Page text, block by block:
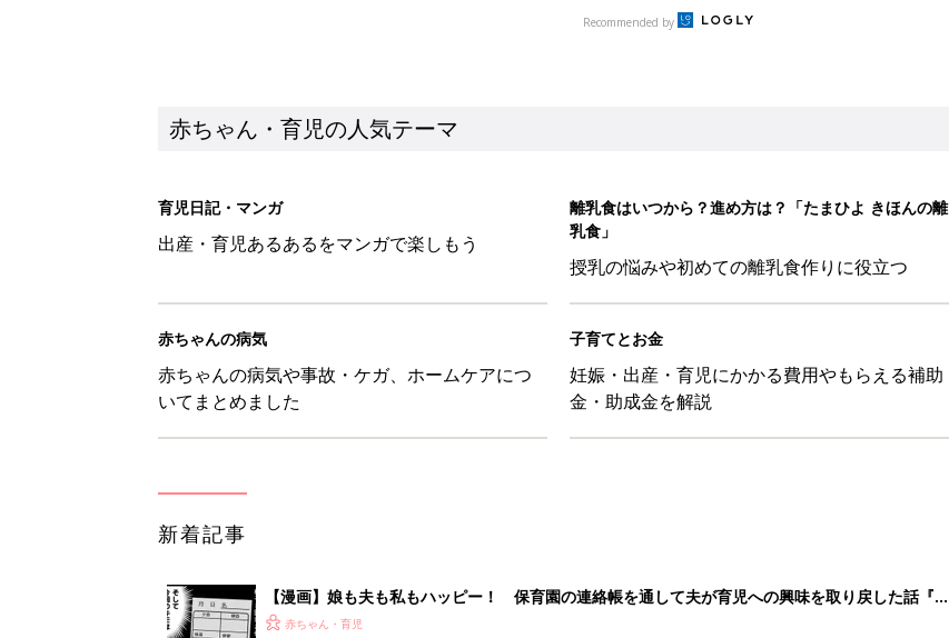
Recommended by
赤ちゃん・育児の人気テーマ
育児日記・マンガ
出産・育児あるあるをマンガで楽しもう
離乳食はいつから？進め方は？「たまひよ きほんの離
乳食」
授乳の悩みや初めての離乳食作りに役立つ
赤ちゃんの病気
赤ちゃんの病気や事故・ケガ、ホームケアにつ
いてまとめました
子育てとお金
妊娠・出産・育児にかかる費用やもらえる補助
金・助成金を解説
新着記事
【漫画】娘も夫も私もハッピー！ 保育園の連絡帳を通して夫が育児への興味を取り戻した話『ふ
うふう子育て ＃92』
赤ちゃん・育児